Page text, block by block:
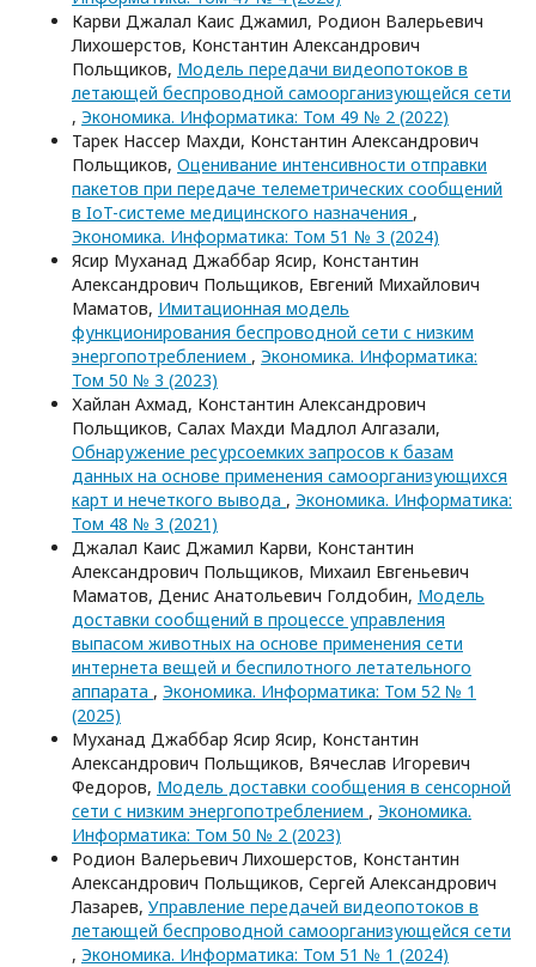
Карви Джалал Каис Джамил, Родион Валерьевич
Лихошерстов, Константин Александрович
Польщиков, Модель передачи видеопотоков в
летающей беспроводной самоорганизующейся сети
, Экономика. Информатика: Том 49 № 2 (2022)
Тарек Нассер Махди, Константин Александрович
Польщиков, Оценивание интенсивности отправки
пакетов при передаче телеметрических сообщений
в IoT-системе медицинского назначения ,
Экономика. Информатика: Том 51 № 3 (2024)
Ясир Муханад Джаббар Ясир, Константин
Александрович Польщиков, Евгений Михайлович
Маматов, Имитационная модель
функционирования беспроводной сети с низким
энергопотреблением , Экономика. Информатика:
Том 50 № 3 (2023)
Хайлан Ахмад, Константин Александрович
Польщиков, Салах Махди Мадлол Алгазали,
Обнаружение ресурсоемких запросов к базам
данных на основе применения самоорганизующихся
карт и нечеткого вывода , Экономика. Информатика:
Том 48 № 3 (2021)
Джалал Каис Джамил Карви, Константин
Александрович Польщиков, Михаил Евгеньевич
Маматов, Денис Анатольевич Голдобин, Модель
доставки сообщений в процессе управления
выпасом животных на основе применения сети
интернета вещей и беспилотного летательного
аппарата , Экономика. Информатика: Том 52 № 1
(2025)
Муханад Джаббар Ясир Ясир, Константин
Александрович Польщиков, Вячеслав Игоревич
Федоров, Модель доставки сообщения в сенсорной
сети с низким энергопотреблением , Экономика.
Информатика: Том 50 № 2 (2023)
Родион Валерьевич Лихошерстов, Константин
Александрович Польщиков, Сергей Александрович
Лазарев, Управление передачей видеопотоков в
летающей беспроводной самоорганизующейся сети
, Экономика. Информатика: Том 51 № 1 (2024)